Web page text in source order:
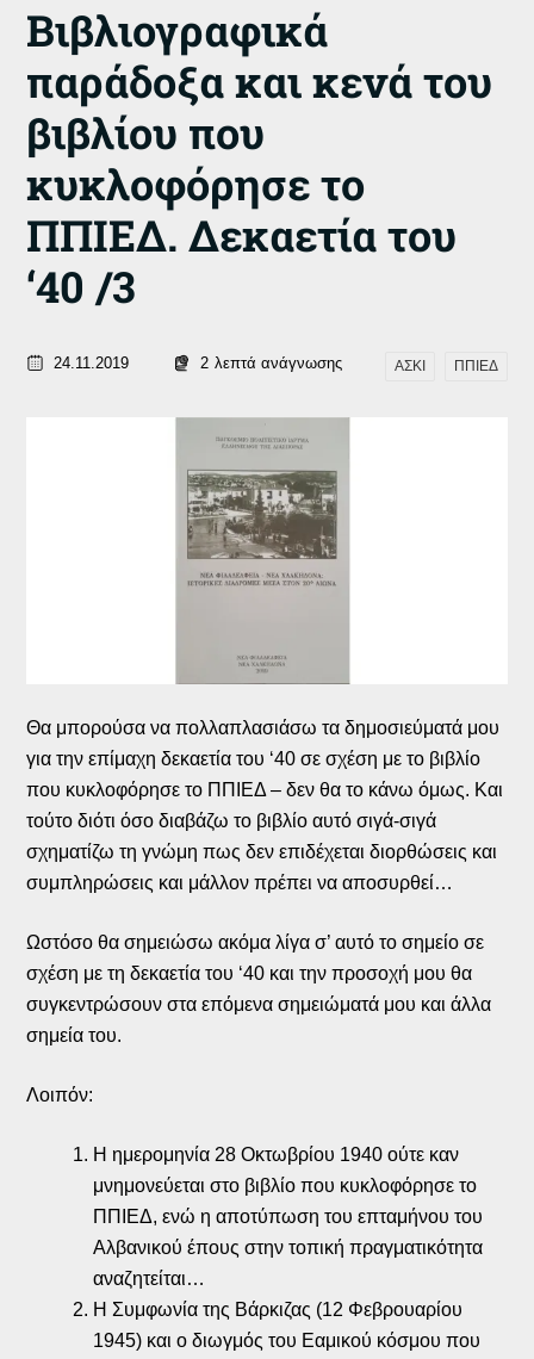
Βιβλιογραφικά
παράδοξα και κενά του
βιβλίου που
κυκλοφόρησε το
ΠΠΙΕΔ. Δεκαετία του
‘40 /3
24.11.2019 2 λεπτά ανάγνωσης ΑΣΚΙ ΠΠΙΕΔ
Θα μπορούσα να πολλαπλασιάσω τα δημοσιεύματά μου
για την επίμαχη δεκαετία του ‘40 σε σχέση με το βιβλίο
που κυκλοφόρησε το ΠΠΙΕΔ – δεν θα το κάνω όμως. Και
τούτο διότι όσο διαβάζω το βιβλίο αυτό σιγά-σιγά
σχηματίζω τη γνώμη πως δεν επιδέχεται διορθώσεις και
συμπληρώσεις και μάλλον πρέπει να αποσυρθεί…
Ωστόσο θα σημειώσω ακόμα λίγα σ’ αυτό το σημείο σε
σχέση με τη δεκαετία του ‘40 και την προσοχή μου θα
συγκεντρώσουν στα επόμενα σημειώματά μου και άλλα
σημεία του.
Λοιπόν:
Η ημερομηνία 28 Οκτωβρίου 1940 ούτε καν
μνημονεύεται στο βιβλίο που κυκλοφόρησε το
ΠΠΙΕΔ, ενώ η αποτύπωση του επταμήνου του
Αλβανικού έπους στην τοπική πραγματικότητα
αναζητείται…
Η Συμφωνία της Βάρκιζας (12 Φεβρουαρίου
1945) και ο διωγμός του Εαμικού κόσμου που